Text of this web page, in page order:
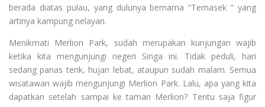
berada diatas pulau, yang dulunya bernama “Temasek ” yang
artinya kampung nelayan.
Menikmati Merlion Park, sudah merupakan kunjungan wajib
ketika kita mengunjungi negeri Singa ini. Tidak peduli, hari
sedang panas terik, hujan lebat, ataupun sudah malam. Semua
wisatawan wajib mengunjungi Merlion Park. Lalu, apa yang kita
dapatkan setelah sampai ke taman Merlion? Tentu saja figur